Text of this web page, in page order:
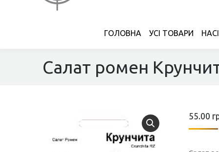
ГОЛОВНА УСІ ТОВАРИ
Салат ромен
55.00